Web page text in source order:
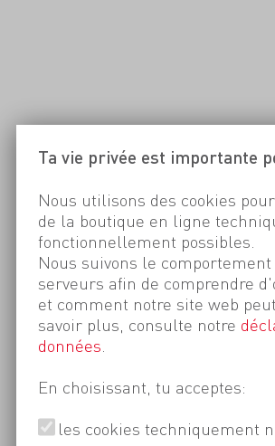
Ta vie privée est importante
Nous utilisons des cookies
de la boutique en ligne
fonctionnellement possibles.
Nous suivons le
serveurs afin de comprendre
et comment notre site web
savoir plus, consulte notre
données
En choisissant, tu acceptes:
les cookies techniquement